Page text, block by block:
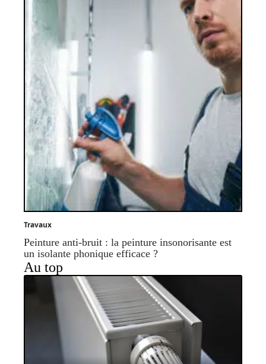
Travaux
Peinture anti-bruit : la peinture insonorisante est
un isolante phonique efficace ?
Au top